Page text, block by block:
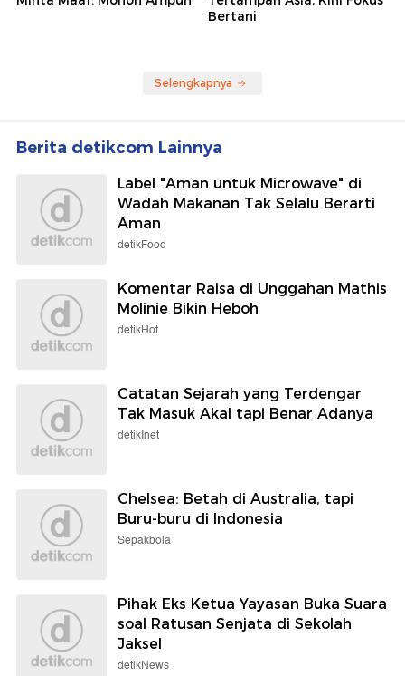
Bertani
Selengkapnya
Berita detikcom Lainnya
Label "Aman untuk Microwave" di
Wadah Makanan Tak Selalu Berarti
Aman
detikFood
Komentar Raisa di Unggahan Mathis
Molinie Bikin Heboh
detikHot
Catatan Sejarah yang Terdengar
Tak Masuk Akal tapi Benar Adanya
detikInet
Chelsea: Betah di Australia, tapi
Buru-buru di Indonesia
Sepakbola
Pihak Eks Ketua Yayasan Buka Suara
soal Ratusan Senjata di Sekolah
Jaksel
detikNews